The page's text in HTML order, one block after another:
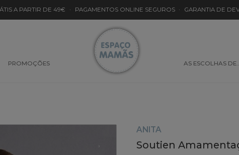
A PARTIR DE 49€ · PAGAMENTOS ONLINE SEGUROS · GARANTIA DE
PROMOÇÕES AS ESCOLHAS DE…
ANITA
Soutien